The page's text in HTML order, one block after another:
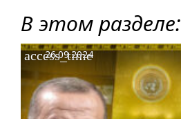
В этом разделе:
access_time
26.09.2024